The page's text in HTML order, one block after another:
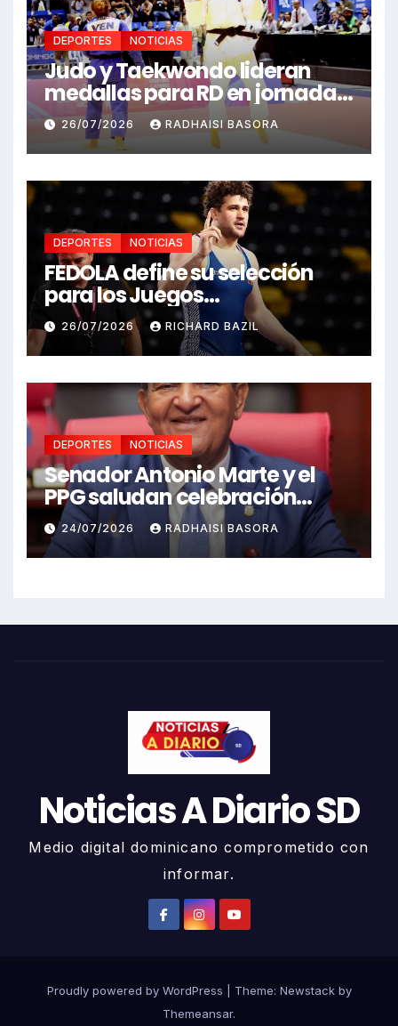
DEPORTES NOTICIAS
Judo y Taekwondo lideran
medallas para RD en jornada
de Juego Santo Domingo 2026
26/07/2026 RADHAISI BASORA
DEPORTES NOTICIAS
FEDOLA define su selección
para los Juegos
Centroamericanos y del
Caribe Santo Domingo 2026
26/07/2026 RICHARD BAZIL
DEPORTES NOTICIAS
Senador Antonio Marte y el
PPG saludan celebración
Juegos Centroamericanos
24/07/2026 RADHAISI BASORA
Noticias A Diario SD
Medio digital dominicano comprometido con
informar.
Proudly powered by WordPress Theme: Newstackby
Themeansar.